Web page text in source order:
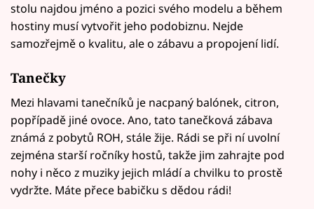
stolu najdou jméno a pozici svého modelu a během
hostiny musí vytvořit jeho podobiznu. Nejde
samozřejmě o kvalitu, ale o zábavu a propojení lidí.
Tanečky
Mezi hlavami tanečníků je nacpaný balónek, citron,
popřípadě jiné ovoce. Ano, tato tanečková zábava
známá z pobytů ROH, stále žije. Rádi se při ní uvolní
zejména starší ročníky hostů, takže jim zahrajte pod
nohy i něco z muziky jejich mládí a chvilku to prostě
vydržte. Máte přece babičku s dědou rádi!